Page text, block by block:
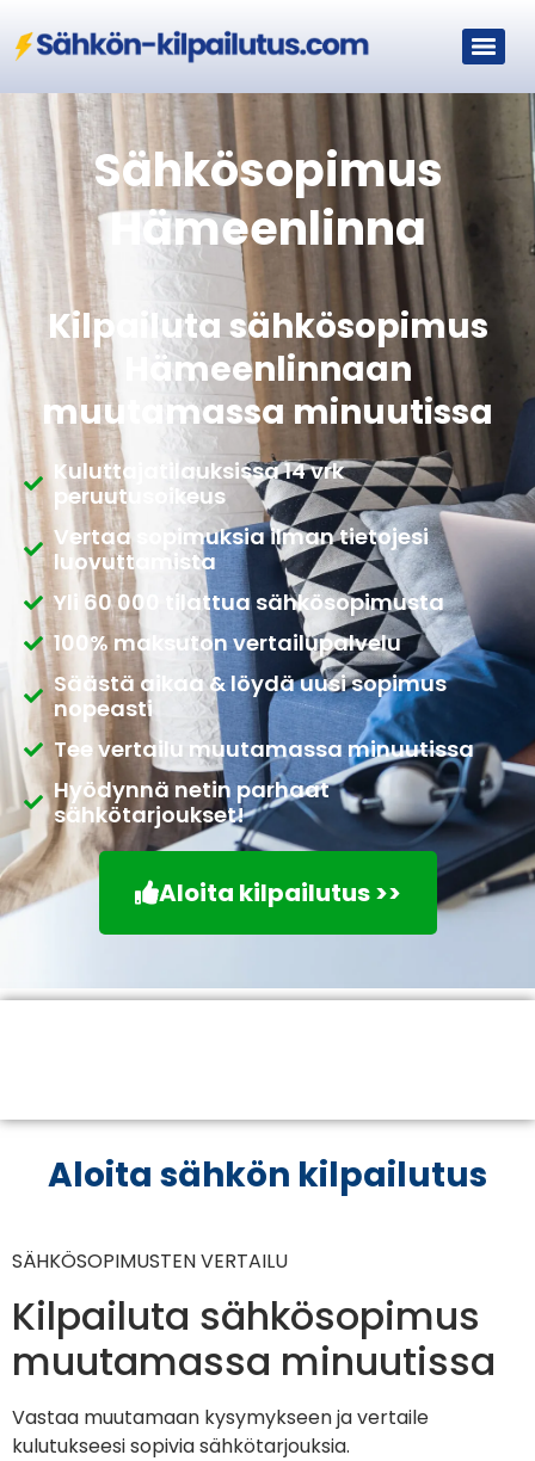
Sähkösopimus
Hämeenlinna
Kilpailuta sähkösopimus
Hämeenlinnaan
muutamassa minuutissa
Kuluttajatilauksissa 14 vrk
peruutusoikeus
Vertaa sopimuksia ilman tietojesi
luovuttamista
Yli 60 000 tilattua sähkösopimusta
100% maksuton vertailupalvelu
Säästä aikaa & löydä uusi sopimus
nopeasti
Tee vertailu muutamassa minuutissa
Hyödynnä netin parhaat
sähkötarjoukset!
Aloita kilpailutus >>
Aloita sähkön kilpailutus
SÄHKÖSOPIMUSTEN VERTAILU
Kilpailuta sähkösopimus
muutamassa minuutissa
Vastaa muutamaan kysymykseen ja vertaile
kulutukseesi sopivia sähkötarjouksia.